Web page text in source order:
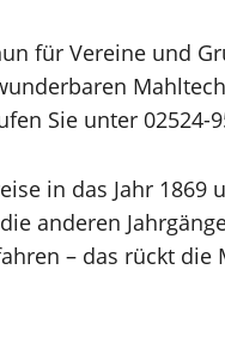
für Vereine und
Sie unter 02524-
in das Jahr 1869
anderen
– das rückt